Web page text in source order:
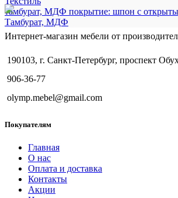
тамбурат, МДФ покрытие: шпон с
Тамбурат, МДФ
Интернет-магазин мебели от
190103, г. Санкт-Петербург, проспект
906-36-77
olymp.mebel@gmail.com
Покупателям
Главная
О нас
Оплата и доставка
Контакты
Акции